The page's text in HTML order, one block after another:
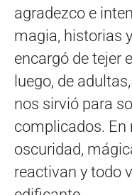
agradezco e
magia, historias
encargó de tejer
luego, de
nos sirvió para
complicados. En
oscuridad,
reactivan y todo